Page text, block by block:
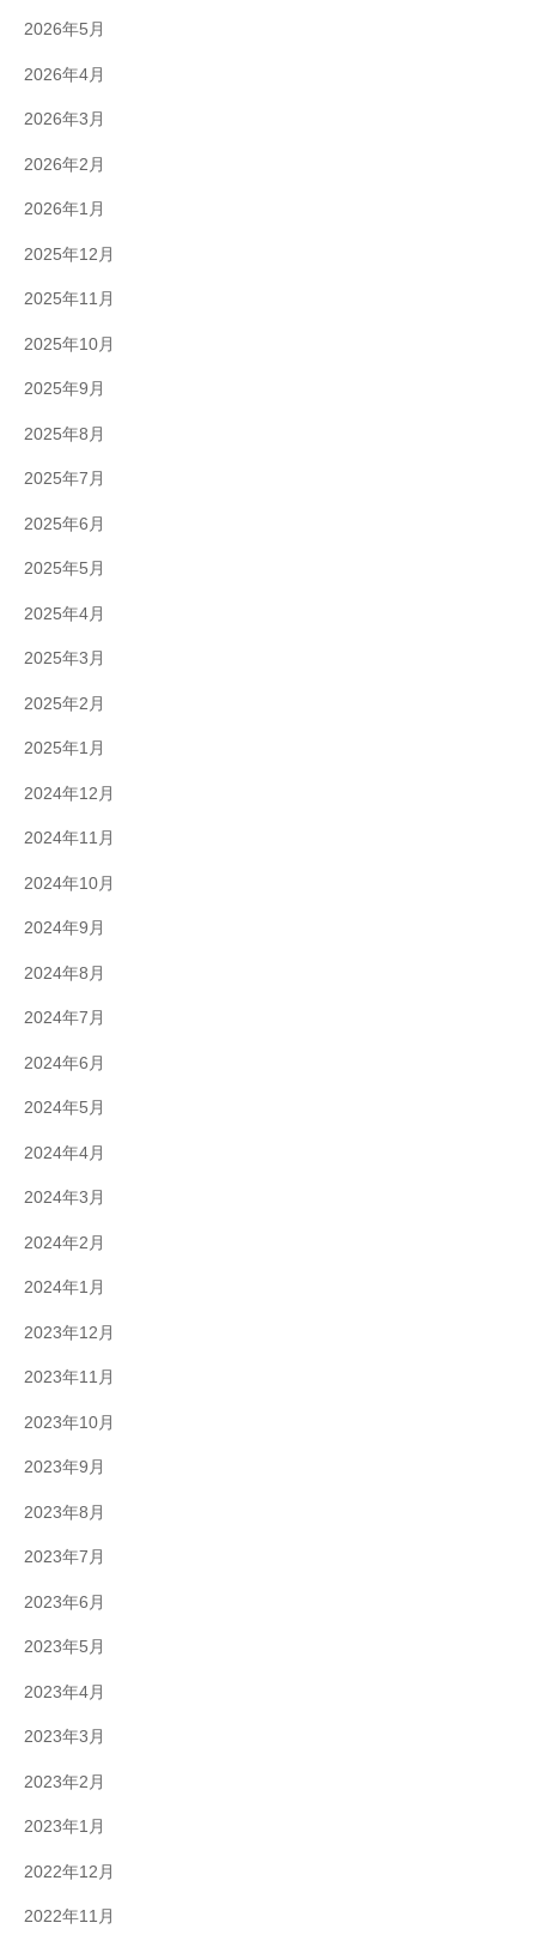
2026年5月
2026年4月
2026年3月
2026年2月
2026年1月
2025年12月
2025年11月
2025年10月
2025年9月
2025年8月
2025年7月
2025年6月
2025年5月
2025年4月
2025年3月
2025年2月
2025年1月
2024年12月
2024年11月
2024年10月
2024年9月
2024年8月
2024年7月
2024年6月
2024年5月
2024年4月
2024年3月
2024年2月
2024年1月
2023年12月
2023年11月
2023年10月
2023年9月
2023年8月
2023年7月
2023年6月
2023年5月
2023年4月
2023年3月
2023年2月
2023年1月
2022年12月
2022年11月